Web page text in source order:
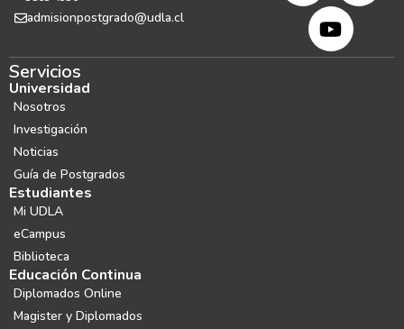
admisionpostgrado@udla.cl
Servicios
Universidad
Nosotros
Investigación
Noticias
Guía de Postgrados
Estudiantes
Mi UDLA
eCampus
Biblioteca
Educación Continua
Diplomados Online
Magister y Diplomados